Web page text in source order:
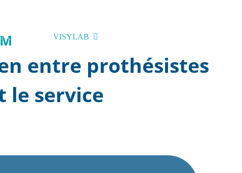
VISYLAB
entre prothésistes
le service